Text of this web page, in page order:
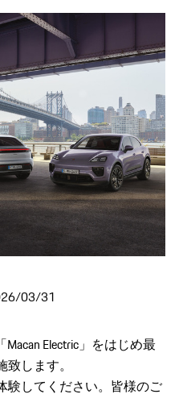
03/31
Electric」をはじめ最
します。
験してください。皆様のご